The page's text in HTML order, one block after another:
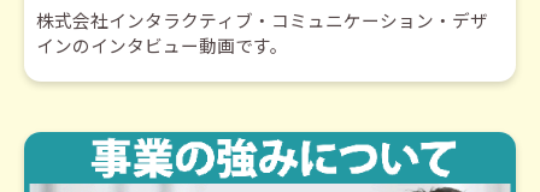
株式会社インタラクティブ・コミュニケーション・デザ
インのインタビュー動画です。